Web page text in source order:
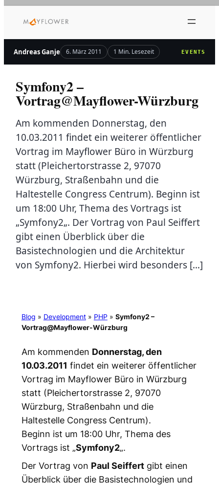
Inhalt
Andreas Ganje 6. März 2011 1 Min. Lesezeit EVENTS
Symfony2 –
Vortrag@Mayflower-Würzburg
Am kommenden Donnerstag, den
10.03.2011 findet ein weiterer öffentlicher
Vortrag im Mayflower Büro in Würzburg
statt (Pleichertorstrasse 2, 97070
Würzburg, Straßenbahn und die
Haltestelle Congress Centrum). Beginn ist
um 18:00 Uhr, Thema des Vortrags ist
„Symfony2„. Der Vortrag von Paul Seiffert
gibt einen Überblick über die
Basistechnologien und die Architektur
von Symfony2. Hierbei wird besonders […]
Blog » Development» PHP » Symfony2 –
Vortrag@Mayflower-Würzburg
Am kommenden Donnerstag, den
10.03.2011 findet ein weiterer öffentlicher
Vortrag im Mayflower Büro in Würzburg
statt (Pleichertorstrasse 2, 97070
Würzburg, Straßenbahn und die
Haltestelle Congress Centrum).
Beginn ist um 18:00 Uhr, Thema des
Vortrags ist „Symfony2„.
Der Vortrag von Paul Seiffertgibt einen
Überblick über die Basistechnologien und